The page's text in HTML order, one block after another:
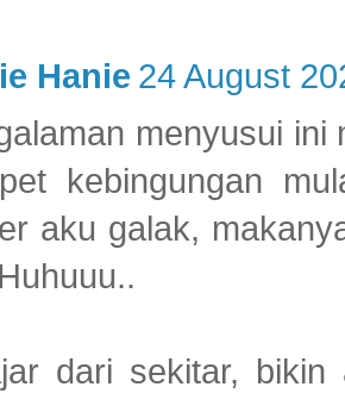
Hanie 24 August
menyusui
kebingungan
aku galak,
dari sekitar,